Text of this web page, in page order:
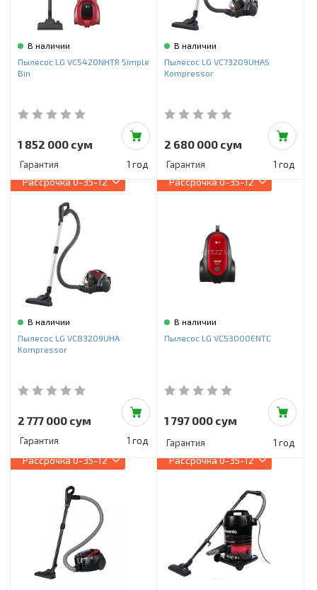
В наличии
Пылесос LG VC5420NHTR Simple
Bin
1 852 000 сум
Гарантия 1 год
В наличии
Пылесос LG VC73209UHAS
Kompressor
2 680 000 сум
Гарантия 1 год
Рассрочка0-35-12
В наличии
Пылесос LG VC83209UHA
Kompressor
2 777 000 сум
Гарантия 1 год
Рассрочка0-35-12
В наличии
Пылесос LG VC53000ENTC
1 797 000 сум
Гарантия 1 год
Рассрочка0-35-12 Рассрочка0-35-12